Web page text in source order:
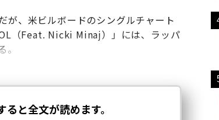
が、米ビルボードのシングルチャート
（Feat. Nicki Minaj）」には、ラッパ